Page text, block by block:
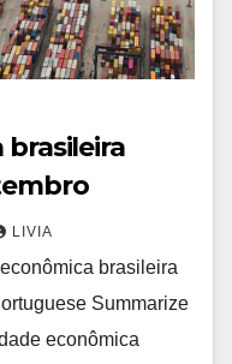
LIVIA
brasileira
Summarize
econômica